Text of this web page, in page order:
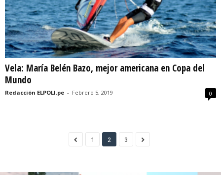
Vela: María Belén Bazo, mejor americana en Copa del
Mundo
Redacción ELPOLI.pe - Febrero 5, 2019 0
1 2 3